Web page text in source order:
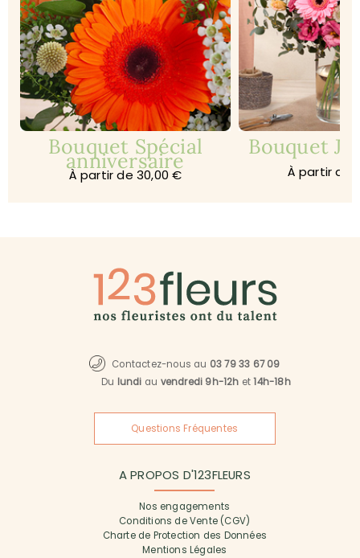
Bouquet Spécial
anniversaire
À partir de 30,00 €
Bouquet
À partir de
Contactez-nous au 03 79 33 67 09
Du lundi au vendredi 9h-12h et14h-18h
Questions Fréquentes
A PROPOS D'123FLEURS
Nos engagements
Conditions de Vente (CGV)
Charte de Protection des Données
Mentions Légales